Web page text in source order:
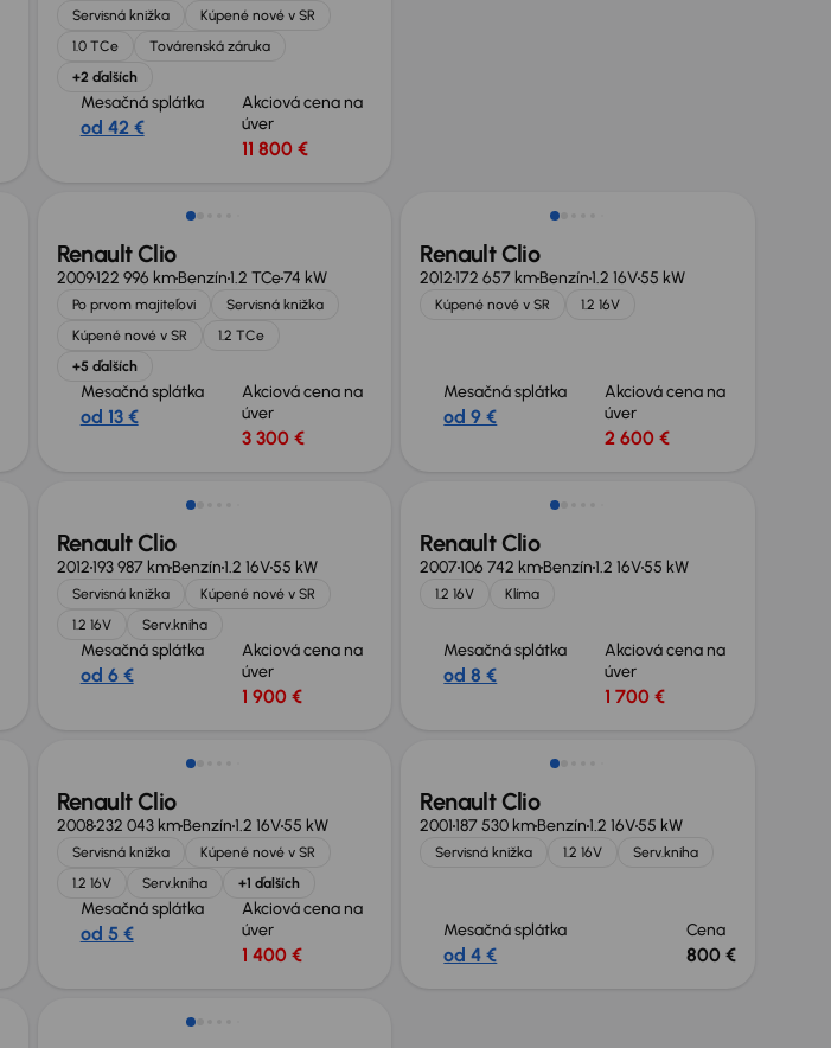
Servisná knižka
Kúpené nové v SR
1.0 TCe
Továrenská záruka
+2 ďalších
Mesačná splátka
od 42 €
Akciová cena na
úver
11 800 €
Renault Clio
2009122 996 kmBenzín1.2 TCe74 kW
Po prvom majiteľovi
Servisná knižka
Kúpené nové v SR
1.2 TCe
+5 ďalších
Mesačná splátka
od 13 €
Akciová cena na
úver
3 300 €
Renault Clio
2012172 657 kmBenzín1.2 16V55 kW
Kúpené nové v SR 1.2 16V
Mesačná splátka
od 9 €
Akciová cena na
úver
2 600 €
Renault Clio
2012193 987 kmBenzín1.2 16V55 kW
Servisná knižka
Kúpené nové v SR
1.2 16V
Serv.kniha
Mesačná splátka
od 6 €
Akciová cena na
úver
1 900 €
Renault Clio
2007106 742 kmBenzín1.2 16V55 kW
1.2 16V Klíma
Mesačná splátka
od 8 €
Akciová cena na
úver
1 700 €
Renault Clio
2008232 043 kmBenzín1.2 16V55 kW
Servisná knižka
Kúpené nové v SR
1.2 16V
Serv.kniha +1 ďalších
Mesačná splátka
od 5 €
Akciová cena na
úver
1 400 €
Renault Clio
2001187 530 kmBenzín1.2 16V55 kW
Servisná knižka 1.2 16V Serv.kniha
Mesačná splátka
od 4 €
Cena
800 €